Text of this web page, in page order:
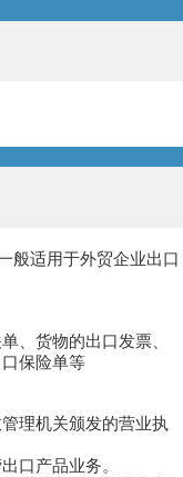
般适用于外贸企业出口
、货物的出口发票、
保险单等
理机关颁发的营业执
口产品业务。